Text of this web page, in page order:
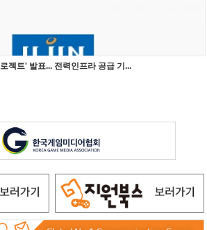
젝트' 발표... 전력인프라 공급 기...